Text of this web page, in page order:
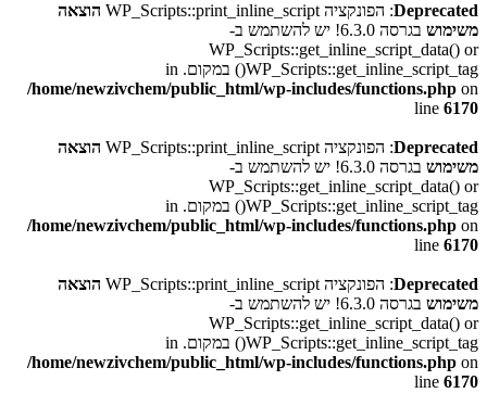
Deprecated: הפונקציה WP_Scripts::print_inline_script
הוצאה
משימוש
בגרסה 6.3.0! יש להשתמש ב-
WP_Scripts::get_inline_script_data() or
WP_Scripts::get_inline_script_tag() במקום. in
/home/newzivchem/public_html/wp-includes/functions.php on
line 6170
Deprecated: הפונקציה WP_Scripts::print_inline_script
הוצאה
משימוש
בגרסה 6.3.0! יש להשתמש ב-
WP_Scripts::get_inline_script_data() or
WP_Scripts::get_inline_script_tag() במקום. in
/home/newzivchem/public_html/wp-includes/functions.php on
line 6170
Deprecated: הפונקציה WP_Scripts::print_inline_script
הוצאה
משימוש
בגרסה 6.3.0! יש להשתמש ב-
WP_Scripts::get_inline_script_data() or
WP_Scripts::get_inline_script_tag() במקום. in
/home/newzivchem/public_html/wp-includes/functions.php on
line 6170